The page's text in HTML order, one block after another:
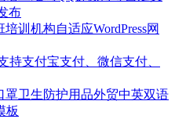
布
训机构自适应WordPress网
持支付宝支付、微信支付、
罩卫生防护用品外贸中英双语
板